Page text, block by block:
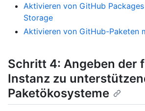
Aktivieren von GitHub
Storage
Aktivieren von GitHub-Paketen
Schritt 4: Angeben der
Instanz zu
Paketökosysteme